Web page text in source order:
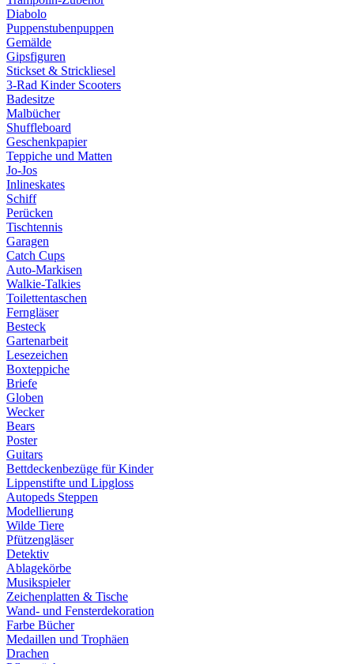
Diabolo
Puppenstubenpuppen
Gemälde
Gipsfiguren
Stickset & Strickliesel
3-Rad Kinder Scooters
Badesitze
Malbücher
Shuffleboard
Geschenkpapier
Teppiche und Matten
Jo-Jos
Inlineskates
Schiff
Perücken
Tischtennis
Garagen
Catch Cups
Auto-Markisen
Walkie-Talkies
Toilettentaschen
Ferngläser
Besteck
Gartenarbeit
Lesezeichen
Boxteppiche
Briefe
Globen
Wecker
Bears
Poster
Guitars
Bettdeckenbezüge für Kinder
Lippenstifte und Lipgloss
Autopeds Steppen
Modellierung
Wilde Tiere
Pfützengläser
Detektiv
Ablagekörbe
Musikspieler
Zeichenplatten & Tische
Wand- und Fensterdekoration
Farbe Bücher
Medaillen und Trophäen
Drachen